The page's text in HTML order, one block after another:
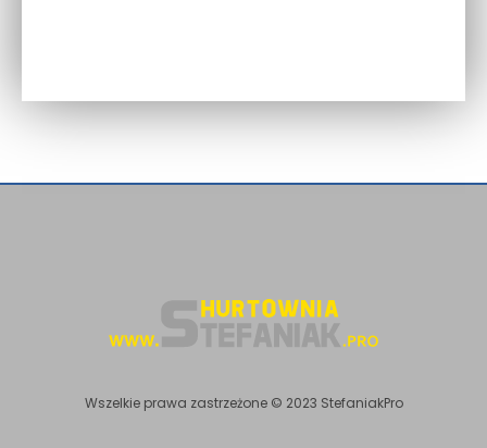
Wszelkie prawa zastrzeżone © 2023 StefaniakPro